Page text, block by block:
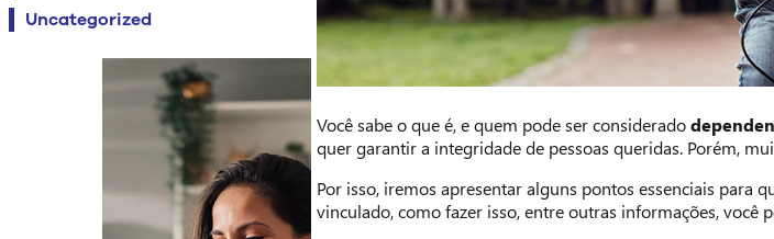
Uncategorized
Você sabe o que é, e quem pode ser considerado
quer garantir a integridade de pessoas queridas. Porém,
Por isso, iremos apresentar alguns pontos essenciais para
vinculado, como fazer isso, entre outras informações, você